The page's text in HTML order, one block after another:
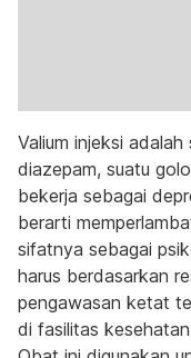
Valium injeksi
diazepam, suatu
bekerja sebagai
berarti
sifatnya sebagai
harus berdasarkan
pengawasan ketat
di fasilitas